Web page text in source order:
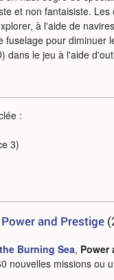
et non fantaisiste. Les
à l'aide de
pour diminuer
dans le jeu à l'aide
:
3)
and Prestige
Burning Sea, Power
nouvelles missions ou